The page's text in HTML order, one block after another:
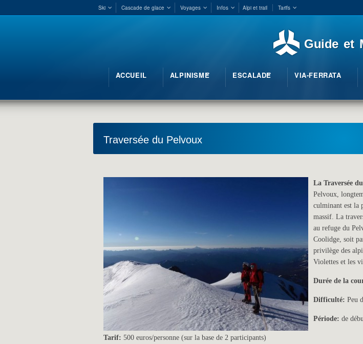
Ski Cascade de glace Voyages Infos Alpi et trail Tarifs
Guide et
ACCUEIL ALPINISME ESCALADE VIA-FERRATA
Traversée du Pelvoux
La Traversée
Pelvoux,
culminant est la
massif. La
au refuge du
Coolidge, soit
privilège des
Violettes et les
Durée de la
Difficulté: Peu
Période: de
Tarif: 500 euros/personne (sur la base de 2 participants)